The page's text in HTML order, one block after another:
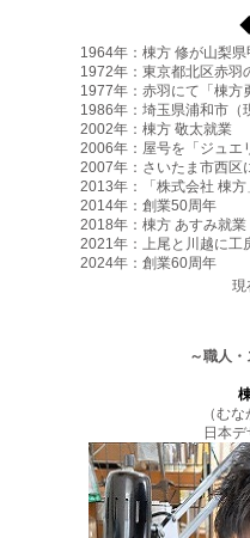
1964年：棟方 修が山梨
1972年：東京都北区赤羽
1977年：赤羽にて「棟方
1986年：埼玉県浦和市（
2002年：棟方 敬太就業
2006年：屋号を「ジュエ
2007年：さいたま市西区
2013年：「株式会社 棟方
2014年：創業50周年
2018年：棟方 あすみ就業
2021年：上尾と川越に工
2024年：創業60周年
現
～職人
（む
日本